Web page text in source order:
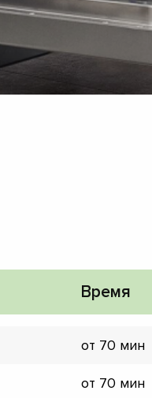
Время
от 70 мин
от 70 мин